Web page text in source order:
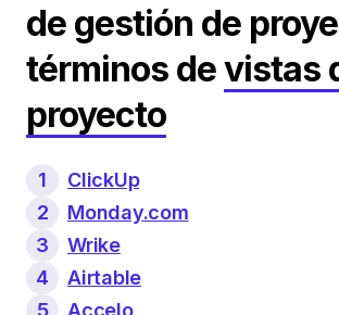
de gestión de
términos devistas
proyecto
1
ClickUp
2
Monday.com
3
Wrike
4
Airtable
5
Accelo